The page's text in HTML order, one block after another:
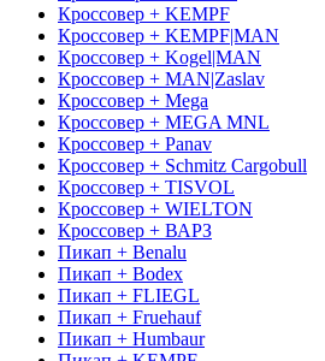
Кроссовер + KEMPF
Кроссовер + KEMPF|MAN
Кроссовер + Kogel|MAN
Кроссовер + MAN|Zaslav
Кроссовер + Mega
Кроссовер + MEGA MNL
Кроссовер + Panav
Кроссовер + Schmitz Cargobull
Кроссовер + TISVOL
Кроссовер + WIELTON
Кроссовер + ВАРЗ
Пикап + Benalu
Пикап + Bodex
Пикап + FLIEGL
Пикап + Fruehauf
Пикап + Humbaur